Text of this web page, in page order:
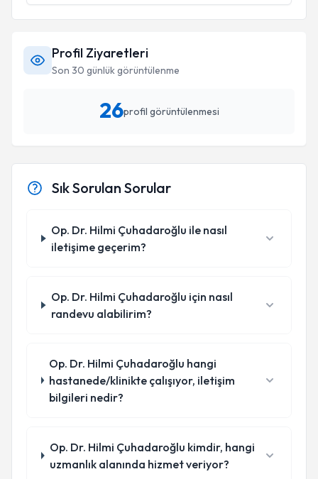
Profil Ziyaretleri
Son 30 günlük görüntülenme
26profil görüntülenmesi
Sık Sorulan Sorular
Op. Dr. Hilmi Çuhadaroğlu ile nasıl
iletişime geçerim?
Op. Dr. Hilmi Çuhadaroğlu için nasıl
randevu alabilirim?
Op. Dr. Hilmi Çuhadaroğlu hangi
hastanede/klinikte çalışıyor, iletişim
bilgileri nedir?
Op. Dr. Hilmi Çuhadaroğlu kimdir, hangi
uzmanlık alanında hizmet veriyor?